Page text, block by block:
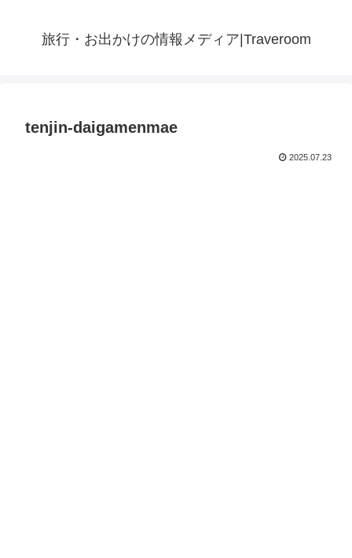
旅行・お出かけの情報メディア|Traveroom
tenjin-daigamenmae
2025.07.23